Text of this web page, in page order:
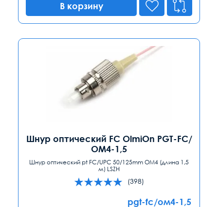
В корзину
Шнур оптический FC OlmiOn PGT-FC/
ОМ4-1,5
Шнур оптический pt FC/UPC 50/125mm ОМ4 (длина 1,5
м) LSZH
(398)
pgt-fc/ом4-1,5